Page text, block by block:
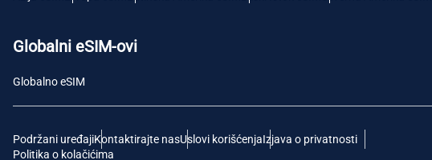
Globalni eSIM-ovi
Globalno eSIM
Podržani uređajiKontaktirajte nasUslovi korišćenjaIzjava o privatnosti
Politika o kolačićima
Polski